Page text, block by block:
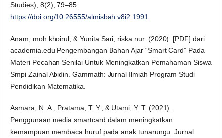
Studies), 8(2), 79–85.
https://doi.org/10.26555/almisbah.v8i2.1991
Anam, moh khoirul, & Yunita Sari, riska nur. (2020). [PDF] dari
academia.edu Pengembangan Bahan Ajar “Smart Card” Pada
Materi Pecahan Senilai Untuk Meningkatkan Pemahaman Siswa
Smpi Zainal Abidin. Gammath: Jurnal Ilmiah Program Studi
Pendidikan Matematika.
Asmara, N. A., Pratama, T. Y., & Utami, Y. T. (2021).
Penggunaan media smartcard dalam meningkatkan
kemampuan membaca huruf pada anak tunarungu. Jurnal